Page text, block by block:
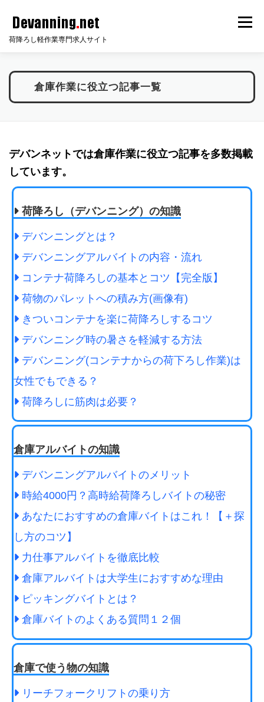
テ
ツ
へ
ッ
荷降ろし軽作業専門求人サイト
メニ
HOME サイト説明 倉庫知識 会員ログイン
倉庫作業に役立つ記事一覧
デバンネットでは倉庫作業に役立つ記事を多数掲載
しています。
荷降ろし（デバンニング）の知識
デバンニングとは？
デバンニングアルバイトの内容・流れ
コンテナ荷降ろしの基本とコツ【完全版】
荷物のパレットへの積み方(画像有)
きついコンテナを楽に荷降ろしするコツ
デバンニング時の暑さを軽減する方法
デバンニング(コンテナからの荷下ろし作業)は
女性でもできる？
荷降ろしに筋肉は必要？
倉庫アルバイトの知識
デバンニングアルバイトのメリット
時給4000円？高時給荷降ろしバイトの秘密
あなたにおすすめの倉庫バイトはこれ！【＋探
し方のコツ】
力仕事アルバイトを徹底比較
倉庫アルバイトは大学生におすすめな理由
ピッキングバイトとは？
倉庫バイトのよくある質問１２個
倉庫で使う物の知識
リーチフォークリフトの乗り方